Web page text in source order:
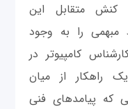
متقابل این
را به وجود
کامپیوتر در
راهکار از میان
که پیامدهای فنی‌